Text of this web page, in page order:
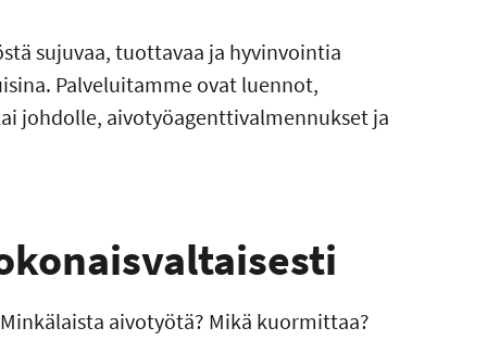
sujuvaa, tuottavaa ja hyvinvointia
Palveluitamme ovat luennot,
johdolle, aivotyöagenttivalmennukset ja
aivotyötä? Mikä kuormittaa?